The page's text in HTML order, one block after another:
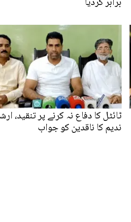
ٹائٹل کا دفاع نہ کرنے پر تنقید،
ندیم کا ناقدین کو جواب